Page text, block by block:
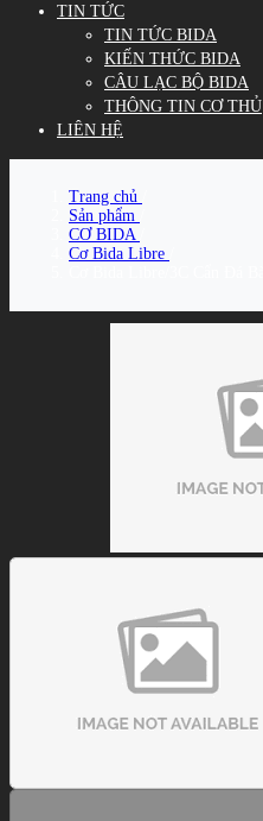
TIN TỨC
TIN TỨC BIDA
KIẾN THỨC BIDA
CÂU LẠC BỘ BIDA
THÔNG TIN CƠ THỦ
LIÊN HỆ
Trang chủ
Sản phẩm
CƠ BIDA
Cơ Bida Libre